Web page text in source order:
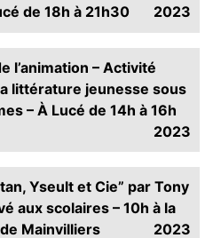
de 18h à 21h30
2023
l’animation – Activité
littérature jeunesse sous
– À Lucé de 14h à 16h
2023
Yseult et Cie” par Tony
aux scolaires – 10h à la
Mainvilliers
2023